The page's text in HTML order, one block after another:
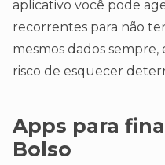
aplicativo você pode
recorrentes para não
mesmos dados
risco de esquecer
Apps para
Bolso